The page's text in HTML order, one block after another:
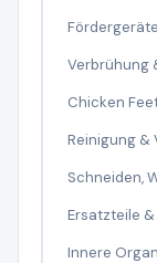
Verbrühung
Chicken
Reinigung &
Schneiden,
Ersatzteile
Innere